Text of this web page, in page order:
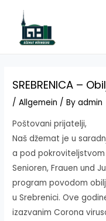
content
SREBRENICA –
/Allgemein / Byadmin
Poštovani prijatelji,
Naš džemat je u
a pod pokroviteljstvom
Senioren, Frauen und
program povodom
u Srebrenici. Ove
izazvanim Corona